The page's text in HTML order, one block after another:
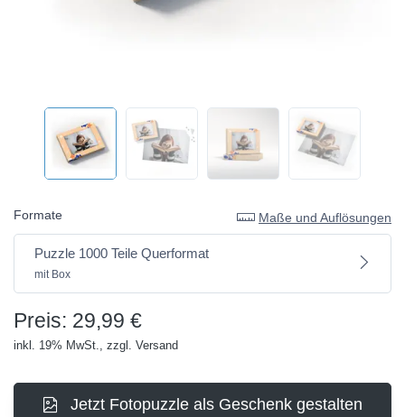
Formate Maße und Auflösungen
Puzzle 1000 Teile Querformat
mit Box
Preis: 29,99 €
inkl. 19% MwSt., zzgl. Versand
Jetzt Fotopuzzle als Geschenk gestalten